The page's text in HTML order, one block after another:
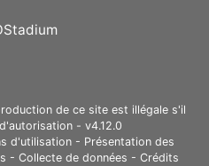
de ce site est illégale s'il
- v4.12.0
d'utilisation- Présentation des
- Collecte de données - Crédits